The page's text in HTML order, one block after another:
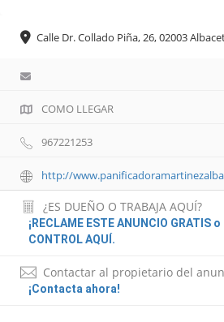
Calle Dr. Collado Piña, 26, 02003
COMO LLEGAR
967221253
http://
¿ES DUEÑO O TRABAJA AQUÍ?
¡RECLAME ESTE ANUNCIO GRATIS
CONTROL AQUÍ.
Contactar al propietario del
¡Contacta ahora!